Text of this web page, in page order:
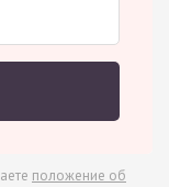
положение об